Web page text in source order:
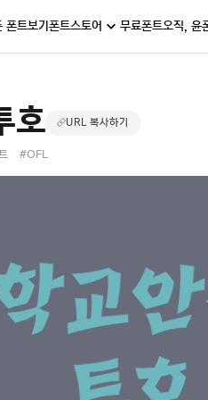
폰트보기폰트스토어 무료폰트오직, 윤
호 URL 복사하기
#OFL